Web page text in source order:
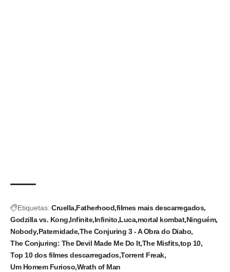
Etiquetas: Cruella Fatherhood filmes mais descarregados
Godzilla vs. Kong Infinite Infinito Luca mortal kombat Ninguém
Nobody Paternidade The Conjuring 3 - A Obra do Diabo
The Conjuring: The Devil Made Me Do It The Misfits top 10
Top 10 dos filmes descarregados Torrent Freak
Um Homem Furioso Wrath of Man